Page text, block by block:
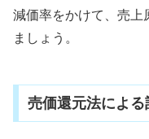
減価率をかけて、売上
ましょう。
売価還元法による